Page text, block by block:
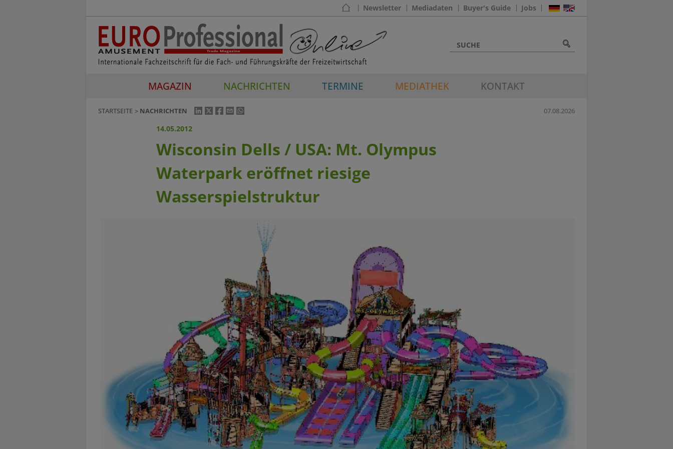
Newsletter Mediadaten Buyer's Guide Jobs
MAGAZIN NACHRICHTEN TERMINE MEDIATHEK KONTAKT
STARTSEITE NACHRICHTEN 07.08.2026
14.05.2012
Wisconsin Dells / USA: Mt. Olympus
Waterpark eröffnet riesige
Wasserspielstruktur